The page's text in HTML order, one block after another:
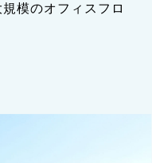
模のオフィスフロ